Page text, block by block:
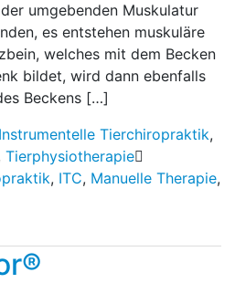
umgebenden Muskulatur
es entstehen muskuläre
welches mit dem Becken
bildet, wird dann ebenfalls
Beckens […]
Instrumentelle Tierchiropraktik,
Tierphysiotherapie
, ITC, Manuelle Therapie,